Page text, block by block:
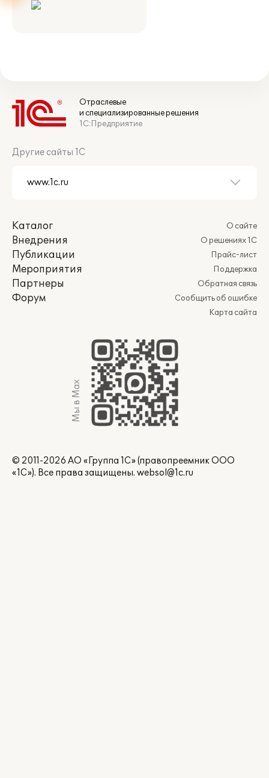
Отраслевые
и специализированные решения
1С:Предприятие
Другие сайты 1С
Каталог
Внедрения
Публикации
Мероприятия
Партнеры
Форум
О сайте
О решениях 1С
Прайс-лист
Поддержка
Обратная связь
Сообщить об ошибке
Карта сайта
Мы в Max
© 2011-2026 АО «Группа 1С» (правопреемник ООО
«1С»). Все права защищены. websol@1c.ru